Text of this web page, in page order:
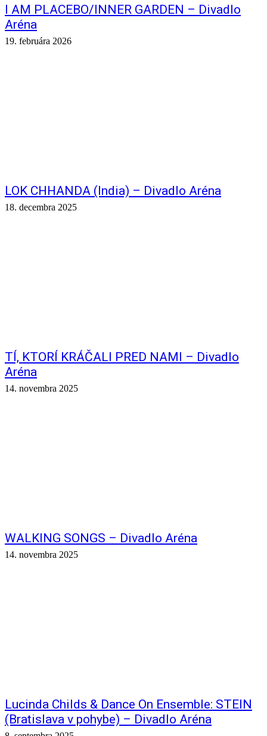
I AM PLACEBO/INNER GARDEN – Divadlo
Aréna
19. februára 2026
LOK CHHANDA (India) – Divadlo Aréna
18. decembra 2025
TÍ, KTORÍ KRÁČALI PRED NAMI – Divadlo
Aréna
14. novembra 2025
WALKING SONGS – Divadlo Aréna
14. novembra 2025
Lucinda Childs & Dance On Ensemble: STEIN
(Bratislava v pohybe) – Divadlo Aréna